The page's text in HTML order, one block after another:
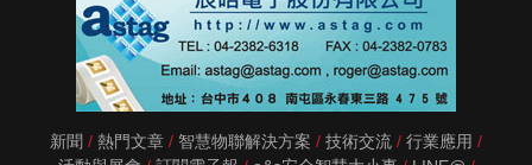
新聞 熱門文章 智慧物聯解決方案 技術交流
行業應用